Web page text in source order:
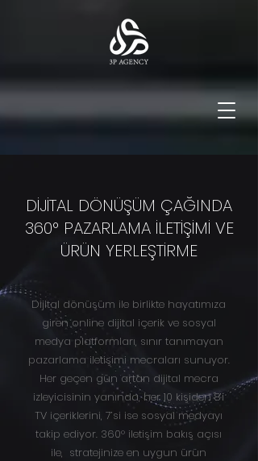
DİJİTAL DÖNÜŞÜM ÇAĞINDA
360° PAZARLAMA İLETİŞİMİ VE
ÜRÜN YERLEŞTİRME
Dijital dönüşüm ile birlikte hayatımıza
giren online dijital içerik ve sosyal
medya platformları, sınır tanımayan
pazarlama iletişimi mecraları sunuyor.
Her geçen gün artan dijital mecra
izleyicisinin yanında, her 10 kişiden 8’i
TV içeriklerini, 7’si ise sosyal medyayı
takip ediyor. 360° iletişim bakış açısı
ile, stratejinize en uygun ürün